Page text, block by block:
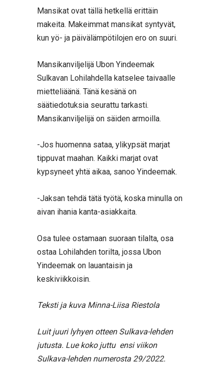
Mansikat ovat tällä hetkellä erittäin
makeita. Makeimmat mansikat syntyvät,
kun yö- ja päivälämpötilojen ero on suuri.
Mansikanviljelijä Ubon Yindeemak
Sulkavan Lohilahdella katselee taivaalle
mietteliäänä. Tänä kesänä on
säätiedotuksia seurattu tarkasti.
Mansikanviljelijä on säiden armoilla.
-Jos huomenna sataa, ylikypsät marjat
tippuvat maahan. Kaikki marjat ovat
kypsyneet yhtä aikaa, sanoo Yindeemak.
-Jaksan tehdä tätä työtä, koska minulla on
aivan ihania kanta-asiakkaita.
Osa tulee ostamaan suoraan tilalta, osa
ostaa Lohilahden torilta, jossa Ubon
Yindeemak on lauantaisin ja
keskiviikkoisin.
Teksti ja kuva Minna-Liisa Riestola
Luit juuri lyhyen otteen Sulkava-lehden
jutusta. Lue koko juttu ensi viikon
Sulkava-lehden numerosta 29/2022.